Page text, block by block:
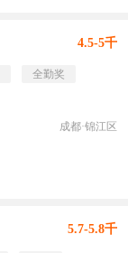
4.5-5千
全勤奖
成都·锦江区
5.7-5.8千